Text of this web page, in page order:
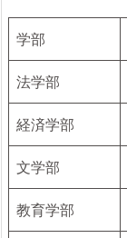
学部
法学部
経済学部
文学部
教育学部